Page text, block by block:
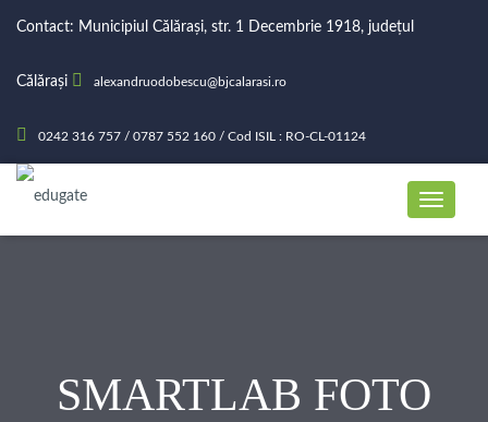
Contact: Municipiul Călărași, str. 1 Decembrie 1918, județul
Călărași alexandruodobescu@bjcalarasi.ro
0242 316 757 / 0787 552 160 / Cod ISIL : RO-CL-01124
SMARTLAB FOTO